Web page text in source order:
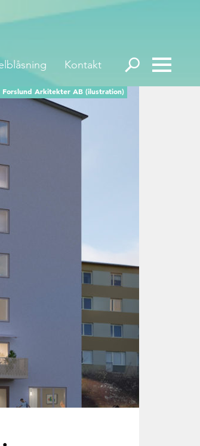
Kontakt
Forslund Arkitekter AB (ilustration)